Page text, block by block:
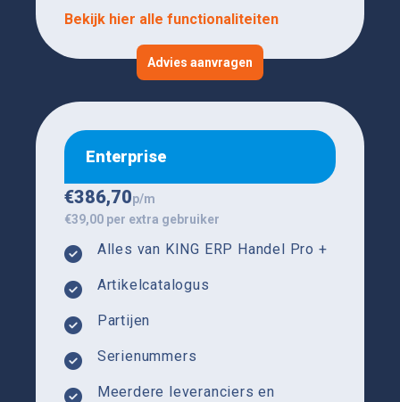
Bekijk hier alle functionaliteiten
Advies aanvragen
Enterprise
€386,70p/m
€39,00 per extra gebruiker
Alles van KING ERP Handel Pro +
Artikelcatalogus
Partijen
Serienummers
Meerdere leveranciers en